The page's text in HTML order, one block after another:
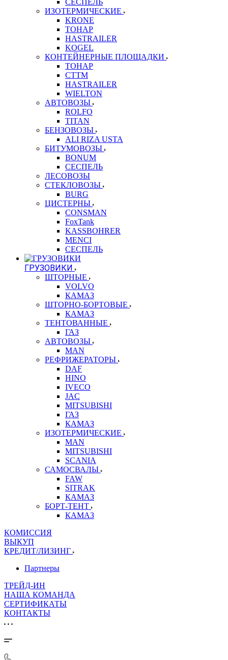
СЕСПЕЛЬ
ИЗОТЕРМИЧЕСКИЕ
KRONE
ТОНАР
HASTRAILER
KOGEL
КОНТЕЙНЕРНЫЕ ПЛОЩАДКИ
ТОНАР
CTTM
HASTRAILER
WIELTON
АВТОВОЗЫ
ROLFO
TITAN
БЕНЗОВОЗЫ
ALI RIZA USTA
БИТУМОВОЗЫ
BONUM
СЕСПЕЛЬ
ЛЕСОВОЗЫ
СТЕКЛОВОЗЫ
BURG
ЦИСТЕРНЫ
CONSMAN
FoxTank
KASSBOHRER
MENCI
СЕСПЕЛЬ
ГРУЗОВИКИ
ШТОРНЫЕ
VOLVO
КАМАЗ
ШТОРНО-БОРТОВЫЕ
КАМАЗ
ТЕНТОВАННЫЕ
ГАЗ
АВТОВОЗЫ
MAN
РЕФРИЖЕРАТОРЫ
DAF
HINO
IVECO
JAC
MITSUBISHI
ГАЗ
КАМАЗ
ИЗОТЕРМИЧЕСКИЕ
MAN
MITSUBISHI
SCANIA
САМОСВАЛЫ
FAW
SITRAK
КАМАЗ
БОРТ-ТЕНТ
КАМАЗ
КОМИССИЯ
ВЫКУП
КРЕДИТ/ЛИЗИНГ
Партнеры
ТРЕЙД-ИН
НАША КОМАНДА
СЕРТИФИКАТЫ
КОНТАКТЫ